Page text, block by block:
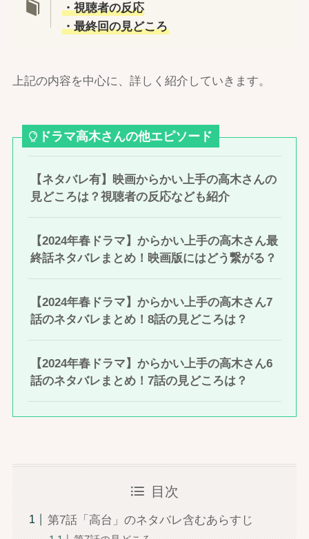
・視聴者の反応
・最終回の見どころ
上記の内容を中心に、詳しく紹介していきます。
ドラマ高木さんの他エピソード
【ネタバレ有】映画からかい上手の高木さんの
見どころは？視聴者の反応なども紹介
【2024年春ドラマ】からかい上手の高木さん最
終話ネタバレまとめ！映画版にはどう繋がる？
【2024年春ドラマ】からかい上手の高木さん7
話のネタバレまとめ！8話の見どころは？
【2024年春ドラマ】からかい上手の高木さん6
話のネタバレまとめ！7話の見どころは？
目次
第7話「高台」のネタバレ含むあらすじ